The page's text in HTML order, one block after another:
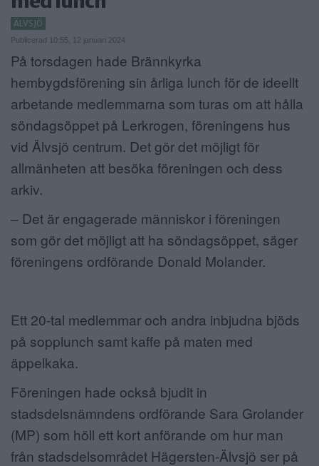
ANNONSERA
NÄRINGSLIV
ÄLVSJÖ
Publicerad 10:55, 12 januari 2024
På torsdagen hade Brännkyrka
hembygdsförening sin årliga lunch för de ideellt
arbetande medlemmarna som turas om att hålla
söndagsöppet på Lerkrogen, föreningens hus
vid Älvsjö centrum. Det gör det möjligt för
allmänheten att besöka föreningen och dess
arkiv.
– Det är engagerade människor i föreningen
som gör det möjligt att ha söndagsöppet, säger
föreningens ordförande Donald Molander.
Ett 20-tal medlemmar och andra inbjudna bjöds
på sopplunch samt kaffe på maten med
äppelkaka.
Föreningen hade också bjudit in
stadsdelsnämndens ordförande Sara Grolander
(MP) som höll ett kort anförande om hur man
från stadsdelsområdet Hägersten-Älvsjö ser på